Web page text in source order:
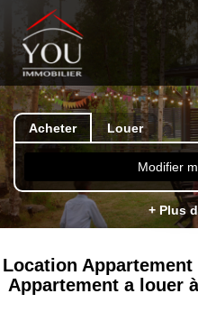
Acheter Louer
Modifier
+ Plus
Location Appartement
Appartement a louer